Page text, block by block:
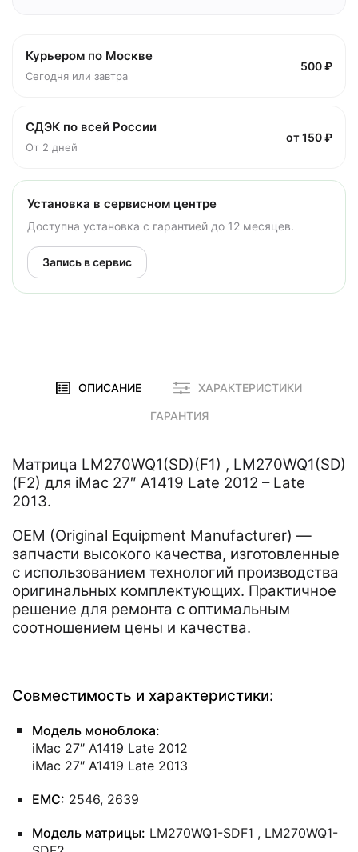
Курьером по Москве
Сегодня или завтра
500 ₽
СДЭК по всей России
От 2 дней
от 150 ₽
Установка в сервисном центре
Доступна установка с гарантией до 12 месяцев.
Запись в сервис
ОПИСАНИЕ ХАРАКТЕРИСТИКИ
ГАРАНТИЯ
Матрица LM270WQ1(SD)(F1) , LM270WQ1(SD)
(F2) для iMac 27″ A1419 Late 2012 – Late
2013.
OEM (Original Equipment Manufacturer) —
запчасти высокого качества, изготовленные
с использованием технологий производства
оригинальных комплектующих. Практичное
решение для ремонта с оптимальным
соотношением цены и качества.
Совместимость и характеристики:
Модель моноблока:
iMac 27″ A1419 Late 2012
iMac 27″ A1419 Late 2013
EMC: 2546, 2639
Модель матрицы: LM270WQ1-SDF1 , LM270WQ1-